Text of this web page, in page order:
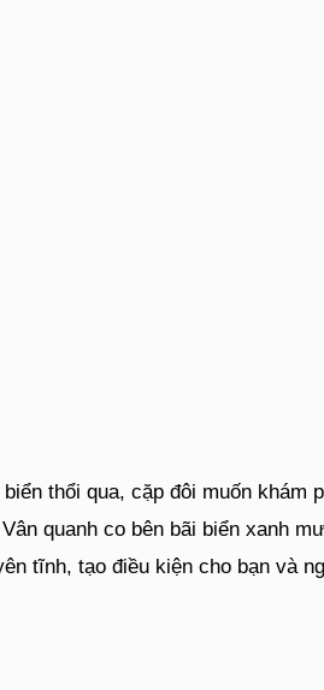
thổi qua, cặp đôi muốn khám
quanh co bên bãi biển xanh
tĩnh, tạo điều kiện cho bạn và